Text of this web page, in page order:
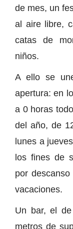
de mes, un
al aire libre,
catas de
niños.
A ello se
apertura: en
a 0 horas
del año, de
lunes a
los fines de
por
vacaciones.
Un bar, el
metros de